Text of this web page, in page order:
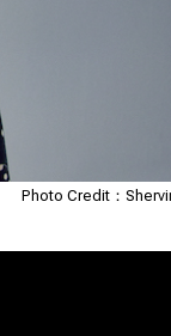
Photo Credit：